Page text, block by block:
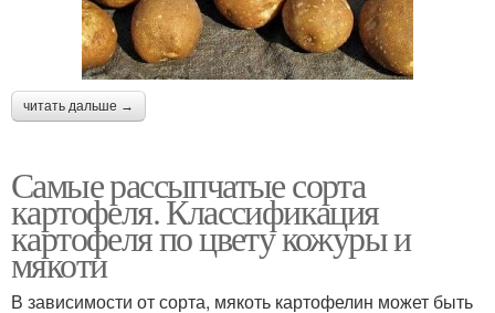
читать дальше →
Самые рассыпчатые сорта
картофеля. Классификация
картофеля по цвету кожуры и
мякоти
В зависимости от сорта, мякоть картофелин может быть